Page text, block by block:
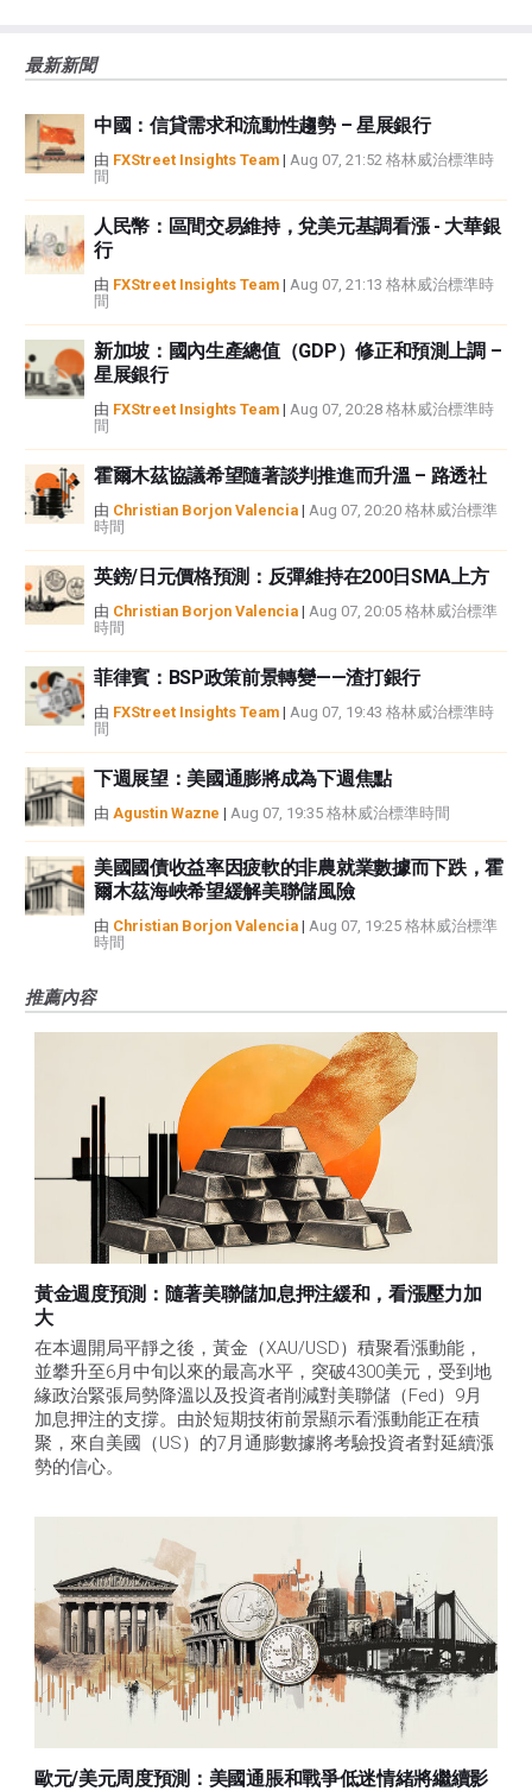
觀點，並不代表FXStreet或其廣告商的官方政策或立場。作者不對本頁連結的
如果文章正文中沒有明確提到，在撰寫本文時，作者在本文中提到的任何股票
中都沒有頭寸，也沒有與文中提到的任何公司有業務關係。除了FXStreet，作
者沒有收到撰寫這篇文章的報酬。
FXStreet和作者不提供個性化的建議。作者對該資訊的準確性、完整性或適用
性不作任何陳述。FXStreet和作者將不承擔任何錯誤，遺漏或任何損失，傷害
或損害由此資訊及其顯示或使用引起的。錯誤和遺漏除外。本文作者和
FXStreet並非註冊投資顧問，本文內容無意提供任何投資建議。
最新新聞
中國：信貸需求和流動性趨勢 – 星展銀行
由 FXStreet Insights Team | Aug 07, 21:52 格林威治標準時
間
人民幣：區間交易維持，兌美元基調看漲 - 大華銀
行
由 FXStreet Insights Team | Aug 07, 21:13 格林威治標準時
間
新加坡：國內生產總值（GDP）修正和預測上調 –
星展銀行
由 FXStreet Insights Team | Aug 07, 20:28 格林威治標準時
間
霍爾木茲協議希望隨著談判推進而升溫 – 路透社
由 Christian Borjon Valencia | Aug 07, 20:20 格林威治標準
時間
英鎊/日元價格預測：反彈維持在200日SMA上方
由 Christian Borjon Valencia | Aug 07, 20:05 格林威治標準
時間
菲律賓：BSP政策前景轉變——渣打銀行
由 FXStreet Insights Team | Aug 07, 19:43 格林威治標準時
間
下週展望：美國通膨將成為下週焦點
由 Agustin Wazne | Aug 07, 19:35 格林威治標準時間
美國國債收益率因疲軟的非農就業數據而下跌，霍
爾木茲海峽希望緩解美聯儲風險
由 Christian Borjon Valencia | Aug 07, 19:25 格林威治標準
時間
推薦內容
黃金週度預測：隨著美聯儲加息押注緩和，看漲壓力加
大
在本週開局平靜之後，黃金（XAU/USD）積聚看漲動能，
並攀升至6月中旬以來的最高水平，突破4300美元，受到地
緣政治緊張局勢降溫以及投資者削減對美聯儲（Fed）9月
加息押注的支撐。由於短期技術前景顯示看漲動能正在積
聚，來自美國（US）的7月通膨數據將考驗投資者對延續漲
勢的信心。
歐元/美元周度預測：美國通脹和戰爭低迷情緒將繼續影